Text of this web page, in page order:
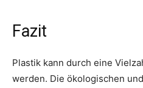
Fazit
Plastik kann durch eine
werden. Die ökologischen